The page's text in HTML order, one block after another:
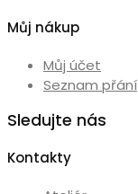
Můj nákup
Můj účet
Seznam přání
Sledujte nás
Kontakty